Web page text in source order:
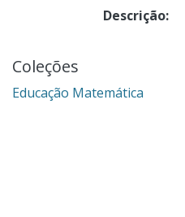
Descrição:
Coleções
Educação Matemática